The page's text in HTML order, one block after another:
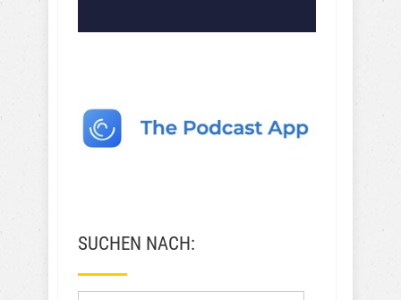
SUCHEN NACH: